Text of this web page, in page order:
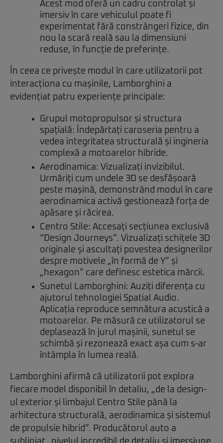
Acest mod oferă un cadru controlat și
imersiv în care vehiculul poate fi
experimentat fără constrângeri fizice, din
nou la scară reală sau la dimensiuni
reduse, în funcție de preferințe.
În ceea ce privește modul în care utilizatorii pot
interacționa cu mașinile, Lamborghini a
evidențiat patru experiențe principale:
Grupul motopropulsor și structura
spațială: Îndepărtați caroseria pentru a
vedea integritatea structurală și ingineria
complexă a motoarelor hibride.
Aerodinamica: Vizualizați invizibilul.
Urmăriți cum undele 3D se desfășoară
peste mașină, demonstrând modul în care
aerodinamica activă gestionează forța de
apăsare și răcirea.
Centro Stile: Accesați secțiunea exclusivă
“Design Journeys”. Vizualizați schițele 3D
originale și ascultați povestea designerilor
despre motivele „în formă de Y” și
„hexagon” care definesc estetica mărcii.
Sunetul Lamborghini: Auziți diferența cu
ajutorul tehnologiei Spatial Audio.
Aplicația reproduce semnătura acustică a
motoarelor. Pe măsură ce utilizatorul se
deplasează în jurul mașinii, sunetul se
schimbă și rezonează exact așa cum s-ar
întâmpla în lumea reală.
Lamborghini afirmă că utilizatorii pot explora
fiecare model disponibil în detaliu, „de la design-
ul exterior și limbajul Centro Stile până la
arhitectura structurală, aerodinamica și sistemul
de propulsie hibrid”. Producătorul auto a